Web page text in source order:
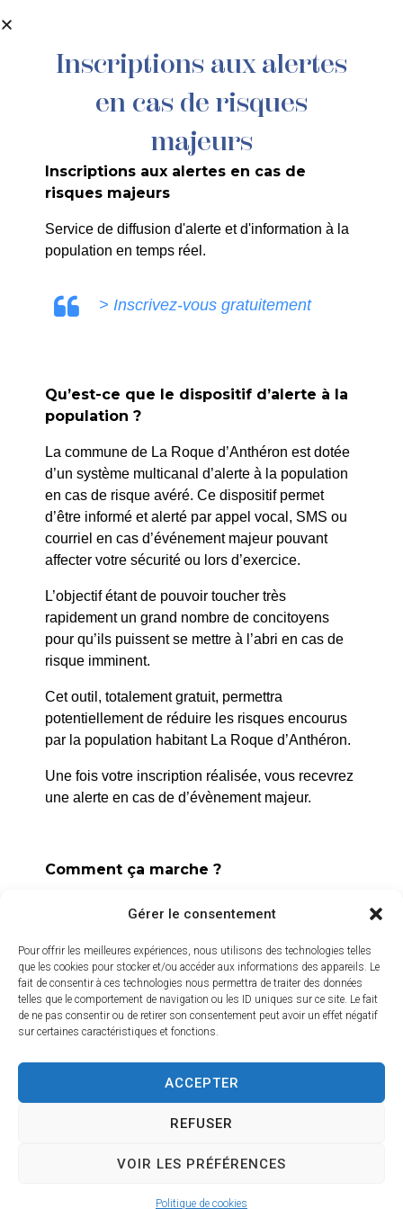
Gérer le consentement
Pour offrir les meilleures expériences, nous utilisons des technologies telles
que les cookies pour stocker et/ou accéder aux informations des appareils. Le
fait de consentir à ces technologies nous permettra de traiter des données
telles que le comportement de navigation ou les ID uniques sur ce site. Le fait
de ne pas consentir ou de retirer son consentement peut avoir un effet négatif
sur certaines caractéristiques et fonctions.
ACCEPTER
REFUSER
VOIR LES PRÉFÉRENCES
Politique de cookies
principal
01-26 DEC – CCAS – FONGIBILITÉ DES
CRÉDITS – VIREMENT DE CRÉDIT DE
CHAPITRE À CHAPITRE
CCAS – DEC – 01-26 – FONGIBILITÉ DES
PLUS
La Roque d’Anthéron
04 42 95 70 70
Nous contacter
Horaires d'ouverture
Du lundi au jeudi :
de 8h30 à 11h30 et de 14h à 16h
Le vendredi :
2025 © La Roque-d'Anthéron - Propulsé par Utopia
Inscriptions aux alertes
en cas de risques
majeurs
Inscriptions aux alertes en cas de
risques majeurs
Service de diffusion d'alerte et d'information à la
population en temps réel.
> Inscrivez-vous gratuitement
Qu’est-ce que le dispositif d’alerte à la
population ?
La commune de La Roque d’Anthéron est dotée
d’un système multicanal d’alerte à la population
en cas de risque avéré. Ce dispositif permet
d’être informé et alerté par appel vocal, SMS ou
courriel en cas d’événement majeur pouvant
affecter votre sécurité ou lors d’exercice.
L’objectif étant de pouvoir toucher très
rapidement un grand nombre de concitoyens
pour qu’ils puissent se mettre à l’abri en cas de
risque imminent.
Cet outil, totalement gratuit, permettra
potentiellement de réduire les risques encourus
par la population habitant La Roque d’Anthéron.
Une fois votre inscription réalisée, vous recevrez
une alerte en cas de d’évènement majeur.
Comment ça marche ?
Le dispositif d’alerte à la population peut être
risques naturels, technologiques ou sanitaires.
L’alerte est déclenchée par les services de la
ville, et peut être localisée selon le périmètre et
l’étendue du risque.
Prenez quelques minutes pour vous inscrire et
bénéficier gratuitement de ce service d’alerte :
https://inscription.cedralis.com/